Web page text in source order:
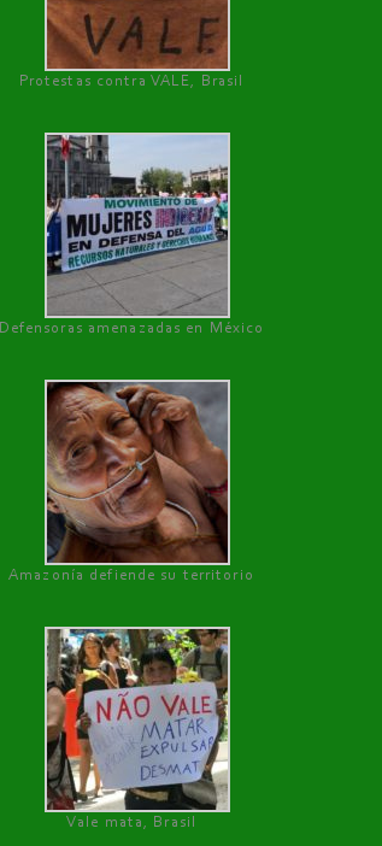
Protestas contra VALE, Brasil
Defensoras amenazadas en México
Amazonía defiende su territorio
Vale mata, Brasil